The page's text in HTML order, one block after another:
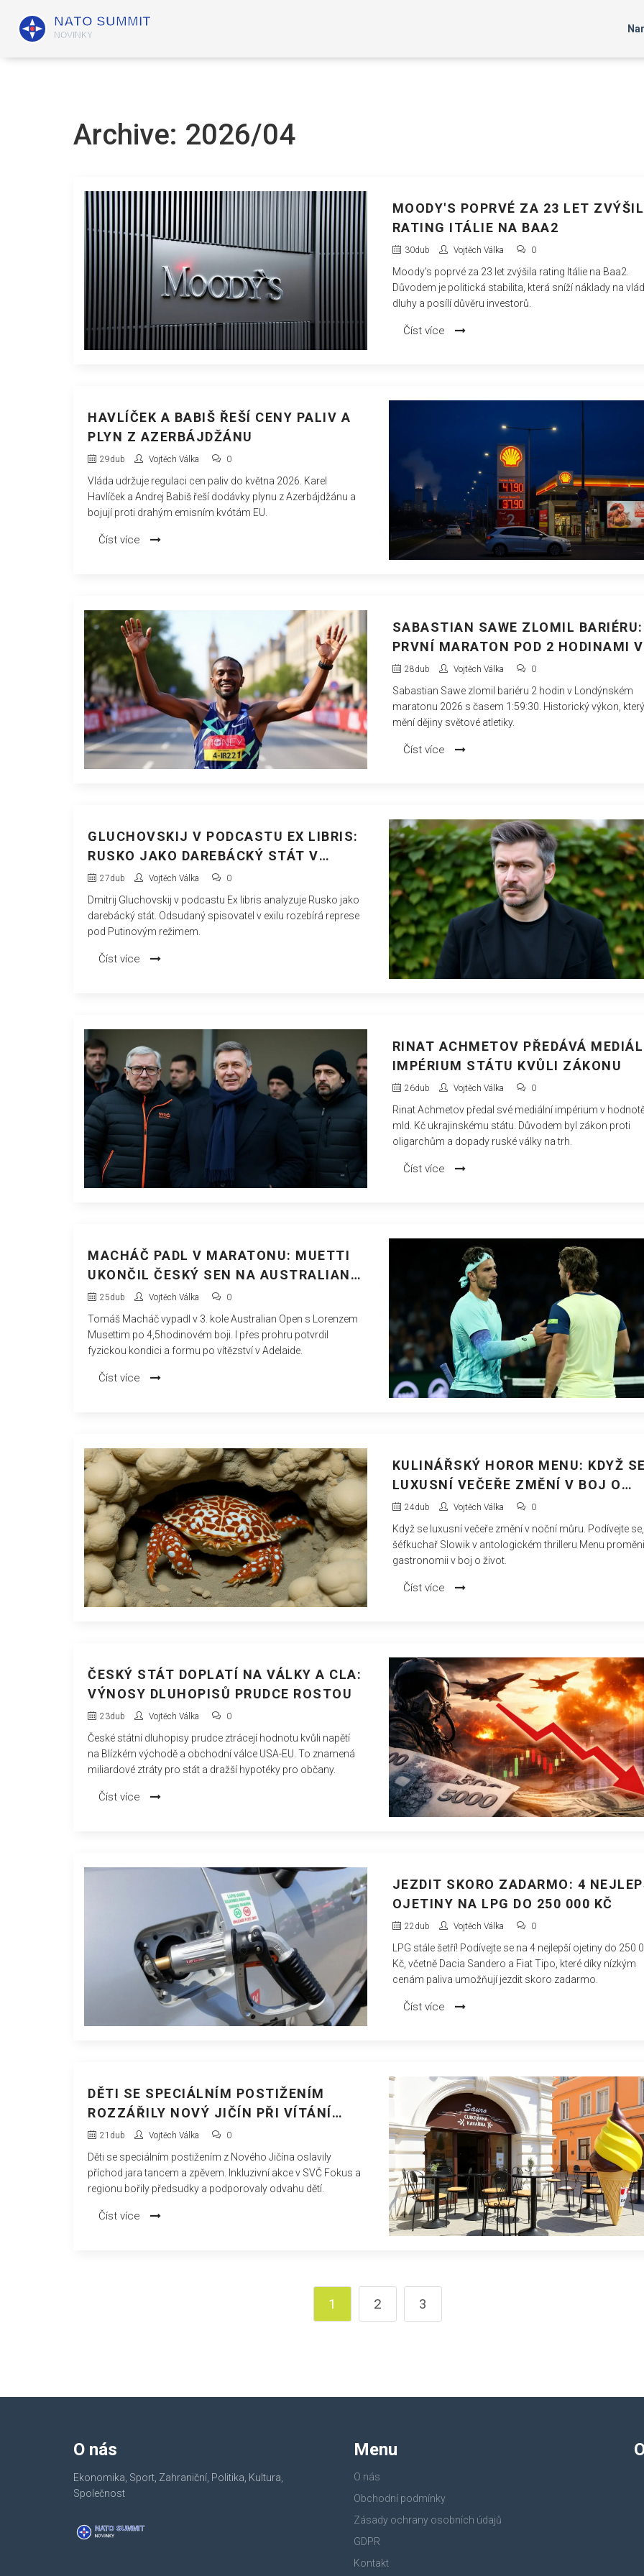
Archive: 2026/04
MOODY'S POPRVÉ ZA 23 LET
RATING ITÁLIE NA BAA2
30dub Vojtěch Válka 0
Moody's poprvé za 23 let zvýšila rating Itálie na Baa2.
Důvodem je politická stabilita, která sníží náklady na
dluhy a posílí důvěru investorů.
Číst více
HAVLÍČEK A BABIŠ ŘEŠÍ CENY PALIV A
PLYN Z AZERBÁJDŽÁNU
29dub Vojtěch Válka 0
Vláda udržuje regulaci cen paliv do května 2026. Karel
Havlíček a Andrej Babiš řeší dodávky plynu z Azerbájdžánu a
bojují proti drahým emisním kvótám EU.
Číst více
SABASTIAN SAWE ZLOMIL BARIÉRU:
PRVNÍ MARATON POD 2 HODINAMI V
LONDÝNĚ
28dub Vojtěch Válka 0
Sabastian Sawe zlomil bariéru 2 hodin v Londýnském
maratonu 2026 s časem 1:59:30. Historický výkon, který
mění dějiny světové atletiky.
Číst více
GLUCHOVSKIJ V PODCASTU EX LIBRIS:
RUSKO JAKO DAREBÁCKÝ STÁT V
AGRESI
27dub Vojtěch Válka 0
Dmitrij Gluchovskij v podcastu Ex libris analyzuje Rusko jako
darebácký stát. Odsudaný spisovatel v exilu rozebírá represe
pod Putinovým režimem.
Číst více
RINAT ACHMETOV PŘEDÁVÁ
IMPÉRIUM STÁTU KVŮLI ZÁKONU
26dub Vojtěch Válka 0
Rinat Achmetov předal své mediální impérium v
mld. Kč ukrajinskému státu. Důvodem byl zákon proti
oligarchům a dopady ruské války na trh.
Číst více
MACHÁČ PADL V MARATONU: MUETTI
UKONČIL ČESKÝ SEN NA AUSTRALIAN
OPEN
25dub Vojtěch Válka 0
Tomáš Macháč vypadl v 3. kole Australian Open s Lorenzem
Musettim po 4,5hodinovém boji. I přes prohru potvrdil
fyzickou kondici a formu po vítězství v Adelaide.
Číst více
KULINÁŘSKÝ HOROR MENU: KDYŽ
LUXUSNÍ VEČEŘE ZMĚNÍ V BOJ O
ŽIVOT
24dub Vojtěch Válka 0
Když se luxusní večeře změní v noční můru. Podívejte
šéfkuchař Slowik v antologickém thrilleru Menu
gastronomii v boj o život.
Číst více
ČESKÝ STÁT DOPLATÍ NA VÁLKY A CLA:
VÝNOSY DLUHOPISŮ PRUDCE ROSTOU
23dub Vojtěch Válka 0
České státní dluhopisy prudce ztrácejí hodnotu kvůli napětí
na Blízkém východě a obchodní válce USA-EU. To znamená
miliardové ztráty pro stát a dražší hypotéky pro občany.
Číst více
JEZDIT SKORO ZADARMO: 4
OJETINY NA LPG DO 250 000 KČ
22 dub Vojtěch Válka 0
LPG stále šetří! Podívejte se na 4 nejlepší ojetiny do 250
Kč, včetně Dacia Sandero a Fiat Tipo, které díky nízkým
cenám paliva umožňují jezdit skoro zadarmo.
Číst více
DĚTI SE SPECIÁLNÍM POSTIŽENÍM
ROZZÁŘILY NOVÝ JIČÍN PŘI VÍTÁNÍ
JARA
21 dub Vojtěch Válka 0
Děti se speciálním postižením z Nového Jičína oslavily
příchod jara tancem a zpěvem. Inkluzivní akce v SVČ Fokus a
regionu bořily předsudky a podporovaly odvahu dětí.
Číst více
1 2 3
O nás
Ekonomika, Sport, Zahraniční, Politika, Kultura,
Společnost
Menu
O nás
Obchodní podmínky
Zásady ochrany osobních údajů
GDPR
Kontakt